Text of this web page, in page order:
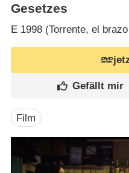
Gesetzes
E1998 (Torrente, el
Film